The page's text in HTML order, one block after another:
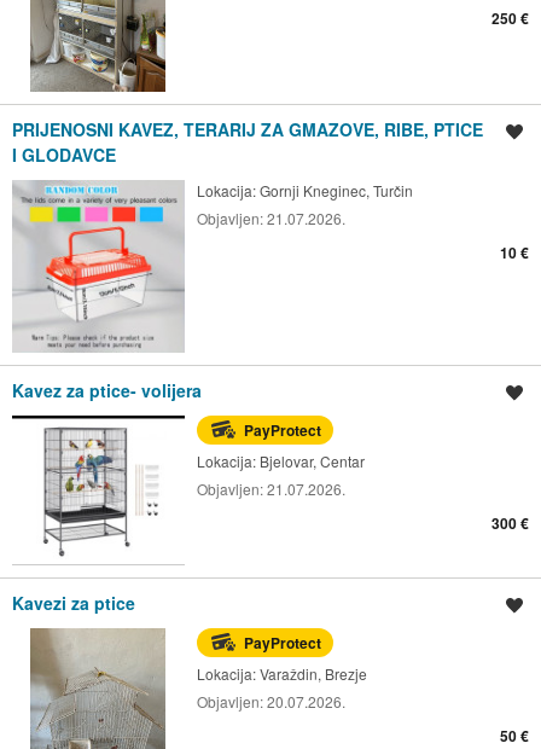
250 €
PRIJENOSNI KAVEZ, TERARIJ ZA GMAZOVE, RIBE, PTICE
I GLODAVCE
Lokacija:Gornji Kneginec, Turčin
Objavljen:21.07.2026.
10 €
Kavez za ptice- volijera
PayProtect
Lokacija: Bjelovar, Centar
Objavljen:21.07.2026.
300 €
Kavezi za ptice
PayProtect
Lokacija:Varaždin, Brezje
Objavljen:20.07.2026.
50 €